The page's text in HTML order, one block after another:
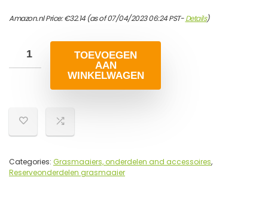
Amazon.nl Price:€32.14(as of 07/04/2023 06:24 PST-Details)
TOEVOEGEN
AAN
WINKELWAGEN
Categories: Grasmaaiers, onderdelen and accessoires,
Reserveonderdelen grasmaaier